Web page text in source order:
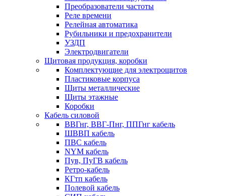
Преобразователи частоты
Реле времени
Релейная автоматика
Рубильники и предохранители
УЗДП
Электродвигатели
Щитовая продукция, коробки
Комплектующие для электрощитов
Пластиковые корпуса
Щиты металлические
Щиты этажные
Коробки
Кабель силовой
ВВГнг, ВВГ-Пнг, ППГнг кабель
ШВВП кабель
ПВС кабель
NYM кабель
Пув, ПуГВ кабель
Ретро-кабель
КГтп кабель
Полевой кабель